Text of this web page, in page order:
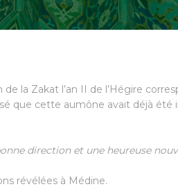
la Zakat l’an II de l’Hégire
que cette aumône avait déjà été
direction et une heureuse
révélées à Médine.